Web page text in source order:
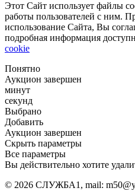
Этот Сайт использует файлы
работы пользователей с ним.
использование Сайта, Вы
подробная информация
cookie
Понятно
Аукцион завершен
минут
секунд
Выбрано
Добавить
Аукцион завершен
Скрыть параметры
Все параметры
Вы действительно хотите
© 2026 СЛУЖБА1, mail: